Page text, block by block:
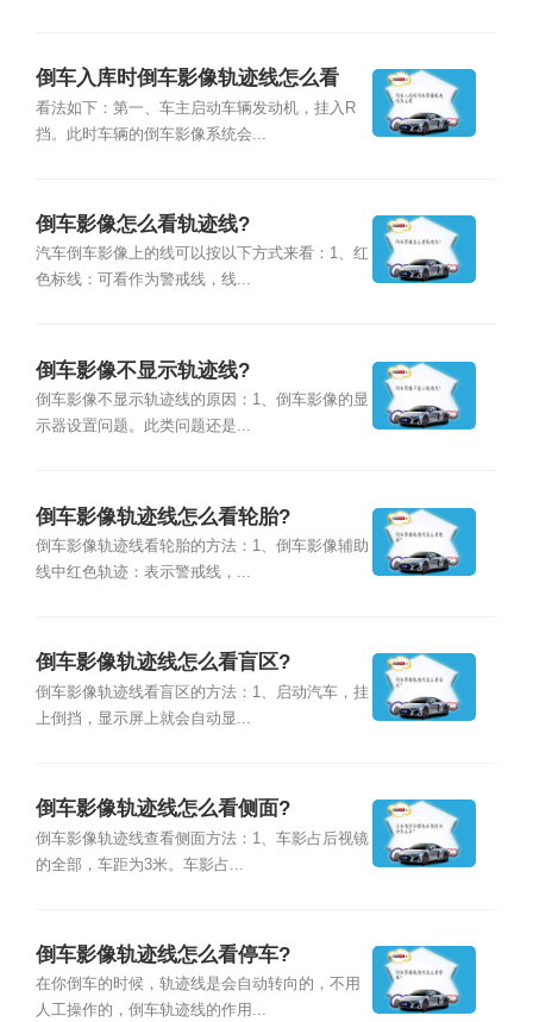
倒车入库时倒车影像轨迹线怎么看
看法如下：第一、车主启动车辆发动机，挂入R
挡。此时车辆的倒车影像系统会...
倒车影像怎么看轨迹线?
汽车倒车影像上的线可以按以下方式来看：1、红
色标线：可看作为警戒线，线...
倒车影像不显示轨迹线?
倒车影像不显示轨迹线的原因：1、倒车影像的显
示器设置问题。此类问题还是...
倒车影像轨迹线怎么看轮胎?
倒车影像轨迹线看轮胎的方法：1、倒车影像辅助
线中红色轨迹：表示警戒线，...
倒车影像轨迹线怎么看盲区?
倒车影像轨迹线看盲区的方法：1、启动汽车，挂
上倒挡，显示屏上就会自动显...
倒车影像轨迹线怎么看侧面?
倒车影像轨迹线查看侧面方法：1、车影占后视镜
的全部，车距为3米。车影占...
倒车影像轨迹线怎么看停车?
在你倒车的时候，轨迹线是会自动转向的，不用
人工操作的，倒车轨迹线的作用...